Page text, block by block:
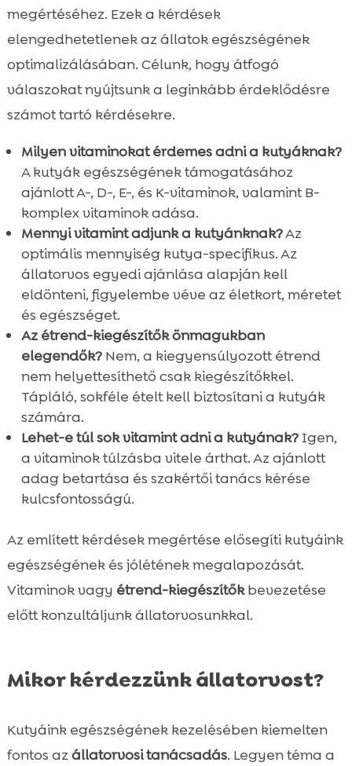
megértéséhez. Ezek a kérdések
elengedhetetlenek az állatok egészségének
optimalizálásában. Célunk, hogy átfogó
válaszokat nyújtsunk a leginkább érdeklődésre
számot tartó kérdésekre.
Milyen vitaminokat érdemes adni a kutyáknak?
A kutyák egészségének támogatásához
ajánlott A-, D-, E-, és K-vitaminok, valamint B-
komplex vitaminok adása.
Mennyi vitamint adjunk a kutyánknak?Az
optimális mennyiség kutya-specifikus. Az
állatorvos egyedi ajánlása alapján kell
eldönteni, figyelembe véve az életkort, méretet
és egészséget.
Az étrend-kiegészítők önmagukban
elegendők?Nem, a kiegyensúlyozott étrend
nem helyettesíthető csak kiegészítőkkel.
Tápláló, sokféle ételt kell biztosítani a kutyák
számára.
Lehet-e túl sok vitamint adni a kutyának?Igen,
a vitaminok túlzásba vitele árthat. Az ajánlott
adag betartása és szakértői tanács kérése
kulcsfontosságú.
Az említett kérdések megértése elősegíti kutyáink
egészségének és jólétének megalapozását.
Vitaminok vagy étrend-kiegészítőkbevezetése
előtt konzultáljunk állatorvosunkkal.
Mikor kérdezzünk állatorvost?
Kutyáink egészségének kezelésében kiemelten
fontos azállatorvosi tanácsadás. Legyen téma a